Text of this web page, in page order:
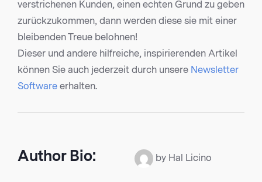
verstrichenen Kunden, einen echten Grund zu geben
zurückzukommen, dann werden diese sie mit einer
bleibenden Treue belohnen!
Dieser und andere hilfreiche, inspirierenden Artikel
können Sie auch jederzeit durch unsere Newsletter
Software erhalten.
Author Bio: by Hal Licino